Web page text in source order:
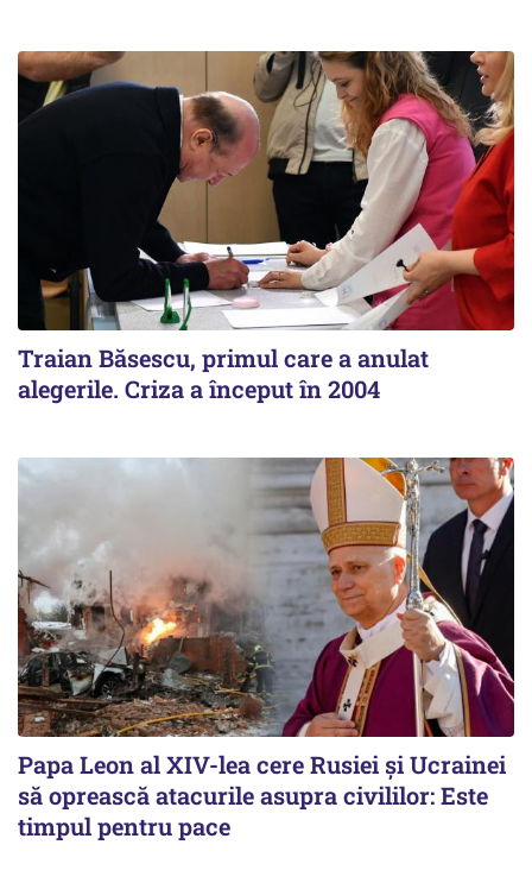
Traian Băsescu, primul care a anulat
alegerile. Criza a început în 2004
Papa Leon al XIV-lea cere Rusiei și Ucrainei
să oprească atacurile asupra civililor: Este
timpul pentru pace